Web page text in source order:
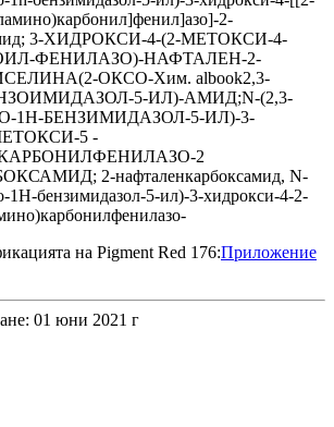
2-
3-ХИДРОКСИ-4-(2-МЕТОКСИ-4-
ФЕНИЛАЗО)-НАФТАЛЕН-2-
ОКСО-Хим. albook2,3-
5-ИЛ)-АМИД;N-(2,3-
1Н-БЕНЗИМИДАЗОЛ-5-ИЛ)-3-
5 -
2
2-нафталенкарбоксамид, N-
1Н-бензимидазол-5-ил)-3-хидрокси-4-2-
на Pigment Red 176:Приложение
01 юни 2021 г